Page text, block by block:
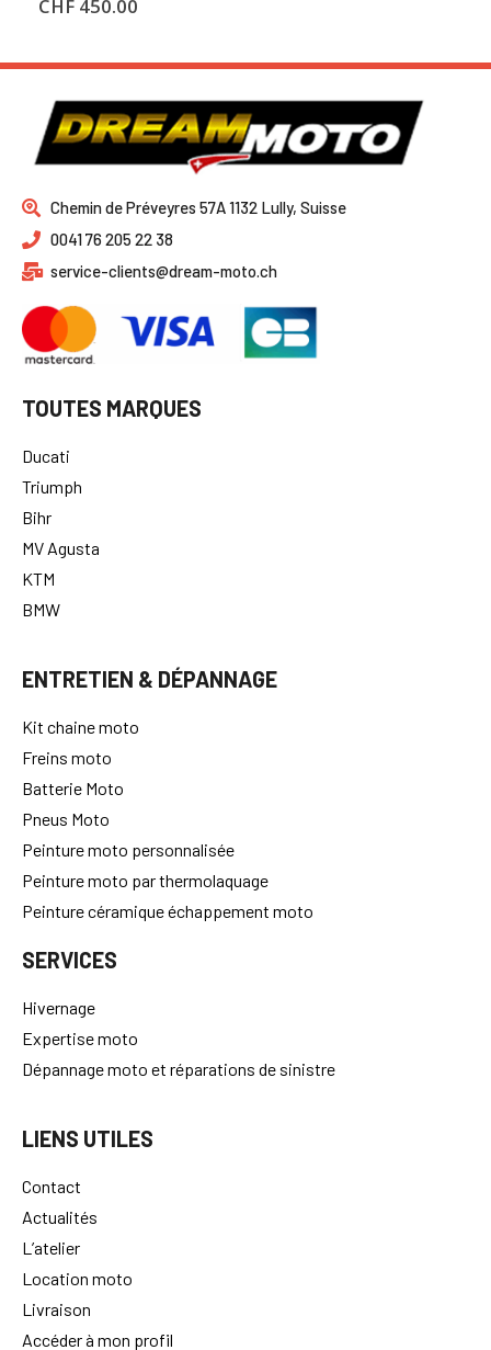
Chemin de Préveyres 57A 1132 Lully, Suisse
0041 76 205 22 38
service-clients@dream-moto.ch
TOUTES MARQUES
Ducati
Triumph
Bihr
MV Agusta
KTM
BMW
ENTRETIEN & DÉPANNAGE
Kit chaine moto
Freins moto
Batterie Moto
Pneus Moto
Peinture moto personnalisée
Peinture moto par thermolaquage
Peinture céramique échappement moto
SERVICES
Hivernage
Expertise moto
Dépannage moto et réparations de sinistre
LIENS UTILES
Contact
Actualités
L’atelier
Location moto
Livraison
Accéder à mon profil